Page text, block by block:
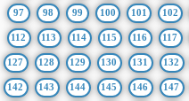
97 98 99 100 101 102
112 113 114 115 116 117
127 128 129 130 131 132
142 143 144 145 146 147